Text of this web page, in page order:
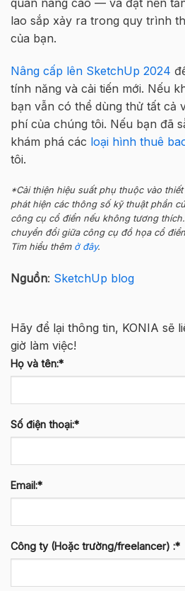
quan nâng cao — và đặt nền
lao sắp xảy ra trong quy trình
của bạn.
Nâng cấp lên SketchUp 2024
tính năng và cải tiến mới. Nếu
bạn vẫn có thể dùng thử tất cả
phí của chúng tôi. Nếu bạn đã
khám phá các loại hình thuê
tôi.
*Cải thiện hiệu suất phụ thuộc vào
phát hiện các thông số kỹ thuật phần
công cụ cổ điển nếu không tương
chuyển đổi giữa công cụ đồ họa cổ
Tim hiểu thêm ở đây.
Nguồn: SketchUp blog
Hãy để lại thông tin, KONIA sẽ
giờ làm việc!
Họ và tên:*
Số điện thoại:*
Email:*
Công ty (Hoặc trường/freelancer) :*